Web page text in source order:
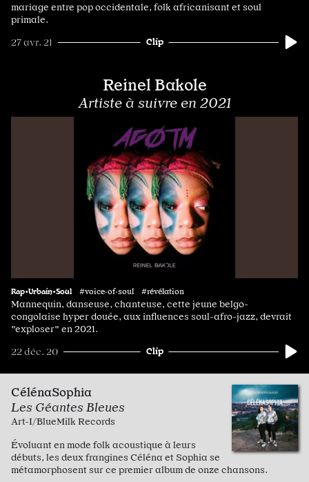
mariage entre pop occidentale, folk africanisant et soul
primale.
27 avr. 21 Clip
Reinel Bakole
Artiste à suivre en 2021
Rap•Urbain•Soul #voice·of·soul #révélation
Mannequin, danseuse, chanteuse, cette jeune belgo-
congolaise hyper douée, aux influences soul-afro-jazz, devrait
"exploser" en 2021.
22 déc. 20 Clip
CélénaSophia
Les Géantes Bleues
Art-I/BlueMilk Records
Évoluant en mode folk acoustique à leurs
débuts, les deux frangines Céléna et Sophia se
métamorphosent sur ce premier album de onze chansons.